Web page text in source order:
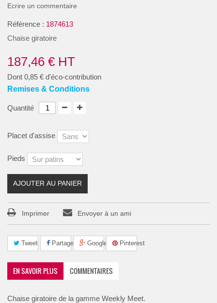
Ecrire un commentaire
Référence : 1874613
Chaise giratoire
187,46 € HT
Dont 0,85 € d'éco-contribution
Remises & Conditions
Quantité
Placet d'assise
Pieds
AJOUTER AU PANIER
Imprimer Envoyer à un ami
Tweet Partager Google+ Pinterest
EN SAVOIR PLUS COMMENTAIRES
Chaise giratoire de la gamme Weekly Meet.